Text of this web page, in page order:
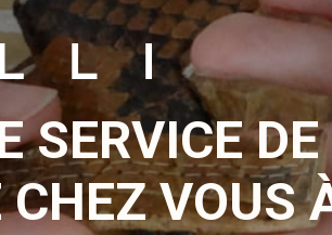
SERVICE
CHEZ VOUS